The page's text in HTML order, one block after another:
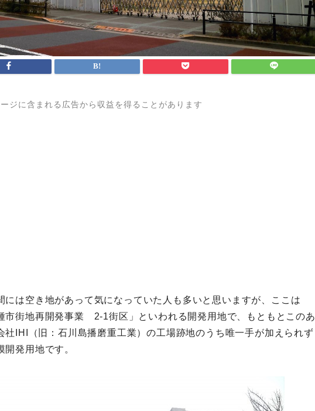
ジに含まれる広告から収益を得ることがあります
には空き地があって気になっていた人も多いと思いますが、ここは
市街地再開発事業 2-1街区」といわれる開発用地で、もともとこのあ
社IHI（旧：石川島播磨重工業）の工場跡地のうち唯一手が加えられず
発用地です。